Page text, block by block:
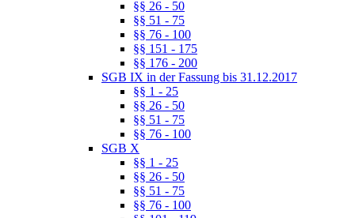
§§ 26 - 50
§§ 51 - 75
§§ 76 - 100
§§ 151 - 175
§§ 176 - 200
SGB IX in der Fassung bis 31.12.2017
§§ 1 - 25
§§ 26 - 50
§§ 51 - 75
§§ 76 - 100
SGB X
§§ 1 - 25
§§ 26 - 50
§§ 51 - 75
§§ 76 - 100